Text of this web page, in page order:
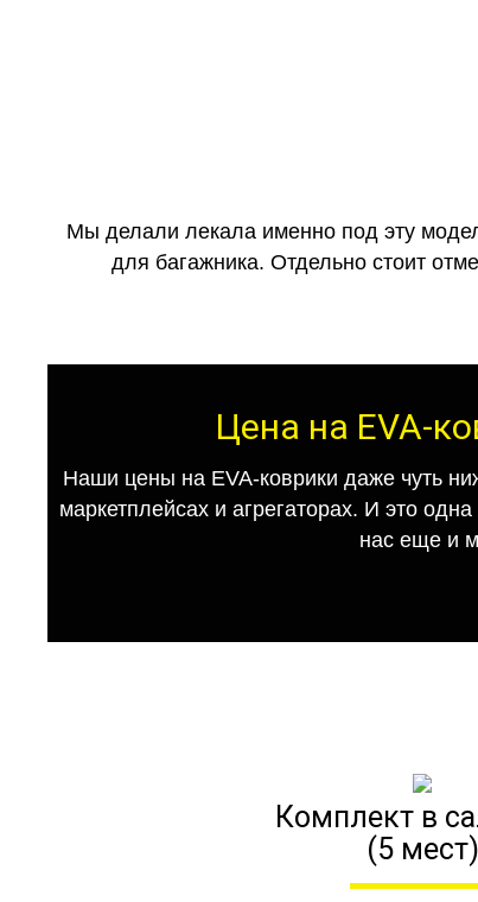
Мы делали лекала именно под эту
для багажника. Отдельно стоит
Цена на EVA-
Наши цены на EVA-коврики даже чуть
маркетплейсах и агрегаторах. И это
нас еще и
Комплект в
(5 мест)